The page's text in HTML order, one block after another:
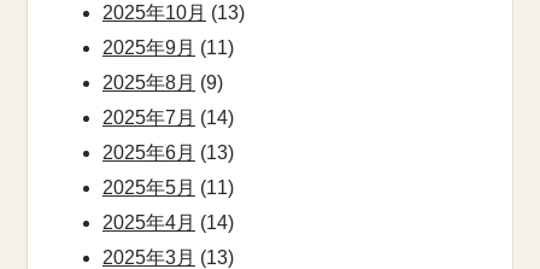
2025年10月 (13)
2025年9月 (11)
2025年8月 (9)
2025年7月 (14)
2025年6月 (13)
2025年5月 (11)
2025年4月 (14)
2025年3月 (13)